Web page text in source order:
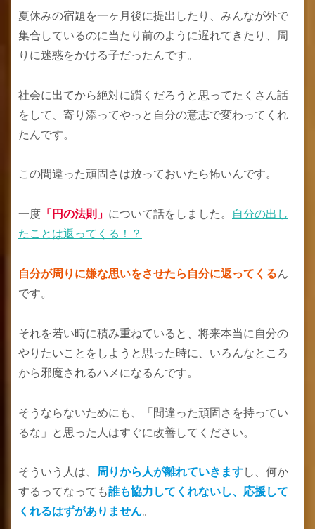
夏休みの宿題を一ヶ月後に提出したり、みんなが外で
集合しているのに当たり前のように遅れてきたり、周
りに迷惑をかける子だったんです。
社会に出てから絶対に躓くだろうと思ってたくさん話
をして、寄り添ってやっと自分の意志で変わってくれ
たんです。
この間違った頑固さは放っておいたら怖いんです。
一度 「円の法則」 について話をしました。
自分の出し
たことは返ってくる！？
自分が周りに嫌な思いをさせたら自分に返ってくるん
です。
それを若い時に積み重ねていると、将来本当に自分の
やりたいことをしようと思った時に、いろんなところ
から邪魔されるハメになるんです。
そうならないためにも、「間違った頑固さを持ってい
るな」と思った人はすぐに改善してください。
そういう人は、 周りから人が離れていきますし、何か
するってなっても誰も協力してくれないし、応援して
くれるはずがありません。